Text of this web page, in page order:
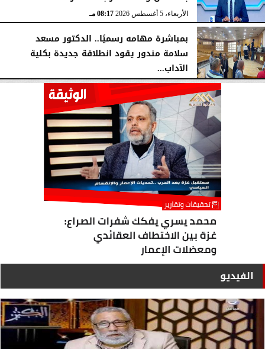
الأربعاء، 5 أغسطس 2026 08:17 مـ
بمباشرة مهامه رسميًا.. الدكتور مسعد
سلامة مندور يقود انطلاقة جديدة بكلية
الآداب...
الأربعاء، 5 أغسطس 2026 04:51 مـ
الفيديو